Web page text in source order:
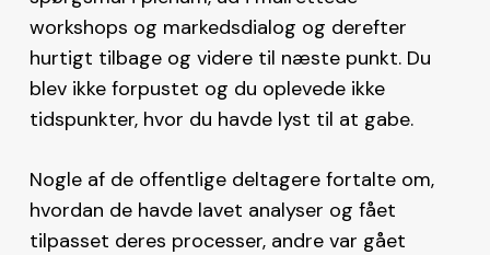
workshops og markedsdialog og derefter
hurtigt tilbage og videre til næste punkt. Du
blev ikke forpustet og du oplevede ikke
tidspunkter, hvor du havde lyst til at gabe.
Nogle af de offentlige deltagere fortalte om,
hvordan de havde lavet analyser og fået
tilpasset deres processer, andre var gået